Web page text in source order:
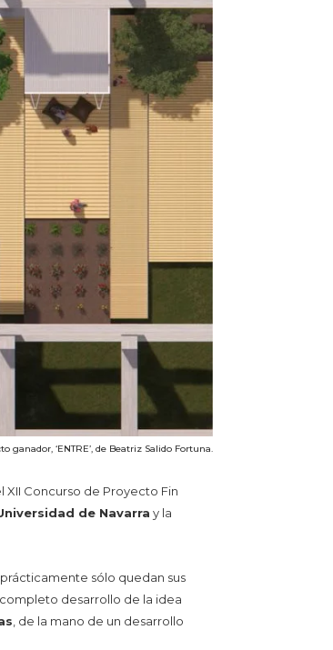
ganador, ‘ENTRE’, de Beatriz Salido Fortuna.
Concurso de Proyecto Fin
de Navarra y la
sólo quedan sus
completo desarrollo de la idea
, de la mano de un desarrollo